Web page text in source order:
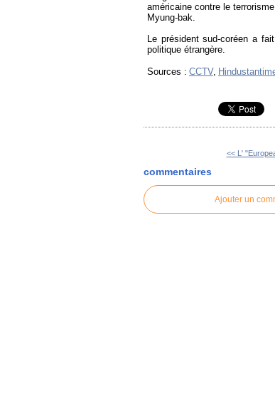
américaine contre le
Myung-bak.
Le président sud-coréen a
politique étrangère.
Sources : CCTV,
<< L'
commentaires
Ajouter un